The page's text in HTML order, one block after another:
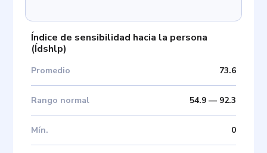
Índice de sensibilidad hacia la persona
(Ídshlp)
Promedio 73.6
Rango normal 54.9— 92.3
Mín. 0